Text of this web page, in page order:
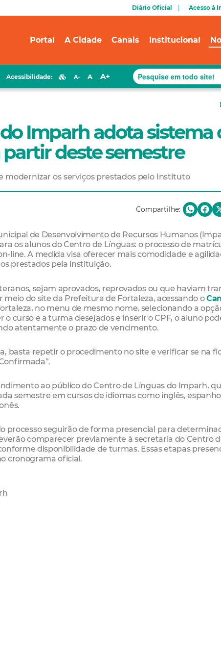
Diário Oficial Acesso à
Portal A Cidade Canais Institucional
Acessibilidade: A- A A+
Imparh adota sistema
deste semestre
modernizar os serviços prestados pelo Instituto
Compartilhe:
de Desenvolvimento de Recursos Humanos
os alunos do Centro de Línguas: o processo de
line. A medida visa oferecer mais comodidade e
prestados pela instituição.
sejam aprovados, reprovados ou que haviam
do site da Prefeitura de Fortaleza, acessando o
no menu de mesmo nome, selecionando a
o curso e a turma desejados e inserir o CPF, o aluno
atentamente o prazo de vencimento.
basta repetir o procedimento no site e verificar se na
ao público do Centro de Línguas do Imparh,
semestre em cursos de idiomas como inglês,
processo seguirão de forma presencial para
comparecer previamente à secretaria do Centro
disponibilidade de turmas. Essas etapas
cronograma oficial.